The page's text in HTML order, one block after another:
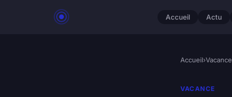
Accueil Actu
Accueil›Vacance
VACANCE